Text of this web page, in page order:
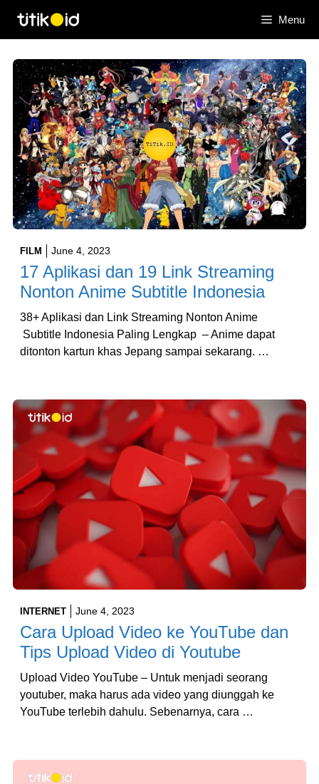
content
Menu
FILM June 4, 2023
17 Aplikasi dan 19 Link Streaming
Nonton Anime Subtitle Indonesia
38+ Aplikasi dan Link Streaming Nonton Anime
Subtitle Indonesia Paling Lengkap – Anime dapat
ditonton kartun khas Jepang sampai sekarang. …
INTERNET June 4, 2023
Cara Upload Video ke YouTube dan
Tips Upload Video di Youtube
Upload Video YouTube – Untuk menjadi seorang
youtuber, maka harus ada video yang diunggah ke
YouTube terlebih dahulu. Sebenarnya, cara …